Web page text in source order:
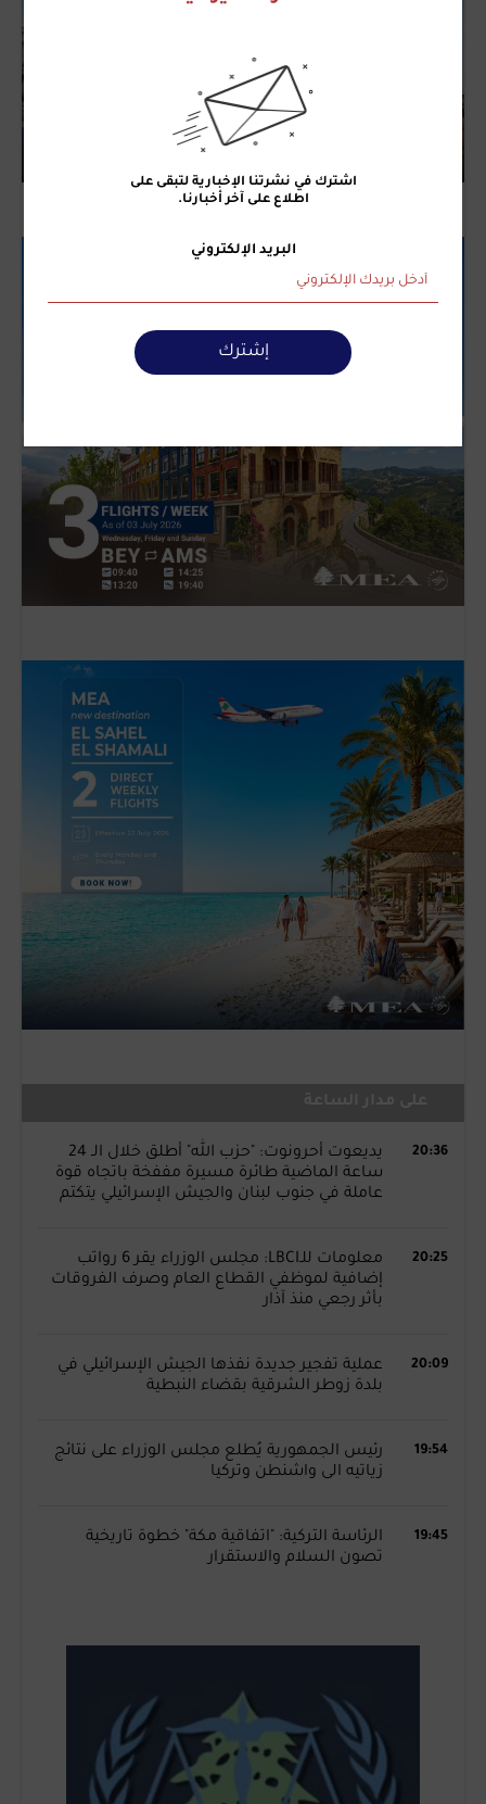
20:36
يديعوت أحرونوت: "حزب الله" أطلق خلال الـ 24
ساعة الماضية طائرة مسيرة مففخة باتجاه قوة
عاملة في جنوب لبنان والجيش الإسرائيلي يتكتم
20:25
معلومات للـLBCI: مجلس الوزراء يقر 6 رواتب
إضافية لموظفي القطاع العام وصرف الفروقات
بأثر رجعي منذ آذار
20:09
عملية تفجير جديدة نفذها الجيش الإسرائيلي في
بلدة زوطر الشرقية بقضاء النبطية
19:54
رئيس الجمهورية يُطلع مجلس الوزراء على نتائج
زياتيه الى واشنطن وتركيا
19:45
الرئاسة التركية: "اتفاقية مكة" خطوة تاريخية
تصون السلام والاستقرار
اشترك في نشرتنا الإخبارية لتبقى على
اطلاع على آخر أخبارنا.
البريد الإلكتروني
إشترك